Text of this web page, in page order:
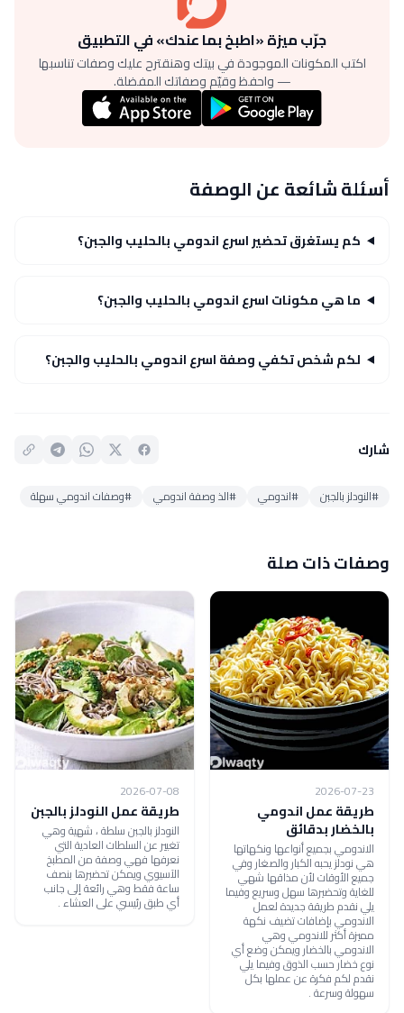
جرّب ميزة «اطبخ بما عندك» في التطبيق
اكتب المكونات الموجودة في بيتك وهنقترح عليك وصفات تناسبها
— واحفظ وقيّم وصفاتك المفضلة.
أسئلة شائعة عن الوصفة
كم يستغرق تحضير اسرع اندومي بالحليب والجبن؟
ما هي مكونات اسرع اندومي بالحليب والجبن؟
لكم شخص تكفي وصفة اسرع اندومي بالحليب والجبن؟
شارك
#النودلز بالجبن #اندومي #الذ وصفة اندومي #وصفات اندومي سهلة
وصفات ذات صلة
2026-07-23
طريقة عمل اندومي
بالخضار بدقائق
الاندومي بجميع أنواعها ونكهاتها
هي نودلز يحبه الكبار والصغار وفي
جميع الأوقات لأن مذاقها شهي
للغاية وتحضيرها سهل وسريع وفيما
يلي نقدم طريقة جديدة لعمل
الاندومي بإضافات تضيف نكهة
مميزة أكثر للاندومي وهي
الاندومي بالخضار ويمكن وضع أي
نوع خضار حسب الذوق وفيما يلي
نقدم لكم فكرة عن عملها بكل
سهولة وسرعة .
2026-07-08
طريقة عمل النودلز بالجبن
النودلز بالجبن سلطة ، شهية وهي
تغيير عن السلطات العادية التي
نعرفها فهي وصفة من المطبخ
الآسيوي ويمكن تحضيرها بنصف
ساعة فقط وهي رائعة إلى جانب
أي طبق رئيسي على العشاء .